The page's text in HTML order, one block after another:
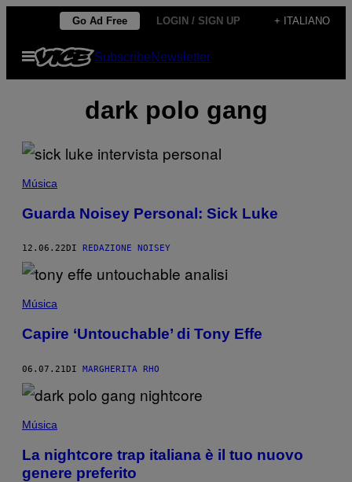
contenuto
Go Ad Free LOGIN / SIGN UP + ITALIANO
Apri
menu
SubscribeNewsletter
dark polo gang
Música
Guarda Noisey Personal: Sick Luke
12.06.22 DI REDAZIONE NOISEY
Música
Capire ‘Untouchable’ di Tony Effe
06.07.21DI MARGHERITA RHO
Música
La nightcore trap italiana è il tuo nuovo
genere preferito